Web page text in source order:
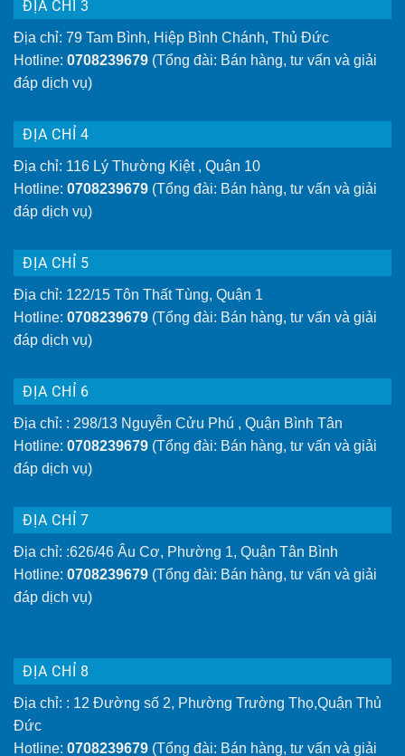
ĐỊA CHỈ 3
Địa chỉ: 79 Tam Bình, Hiệp Bình Chánh, Thủ Đức
Hotline: 0708239679 (Tổng đài: Bán hàng, tư vấn và giải
đáp dịch vụ)
ĐỊA CHỈ 4
Địa chỉ: 116 Lý Thường Kiệt , Quận 10
Hotline: 0708239679 (Tổng đài: Bán hàng, tư vấn và giải
đáp dịch vụ)
ĐỊA CHỈ 5
Địa chỉ: 122/15 Tôn Thất Tùng, Quận 1
Hotline: 0708239679 (Tổng đài: Bán hàng, tư vấn và giải
đáp dịch vụ)
ĐỊA CHỈ 6
Địa chỉ: : 298/13 Nguyễn Cửu Phú , Quận Bình Tân
Hotline: 0708239679 (Tổng đài: Bán hàng, tư vấn và giải
đáp dịch vụ)
ĐỊA CHỈ 7
Địa chỉ: :626/46 Âu Cơ, Phường 1, Quận Tân Bình
Hotline: 0708239679 (Tổng đài: Bán hàng, tư vấn và giải
đáp dịch vụ)
ĐỊA CHỈ 8
Địa chỉ: : 12 Đường số 2, Phường Trường Thọ,Quận Thủ
Đức
Hotline: 0708239679 (Tổng đài: Bán hàng, tư vấn và giải